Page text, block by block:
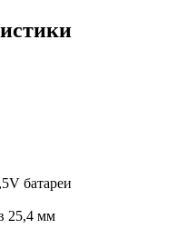
батареи
25,4 мм